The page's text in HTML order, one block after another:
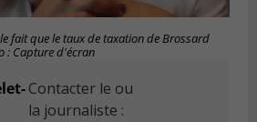
fait que le taux de taxation de Brossard
: Capture d'écran
Contacter le ou
la journaliste :